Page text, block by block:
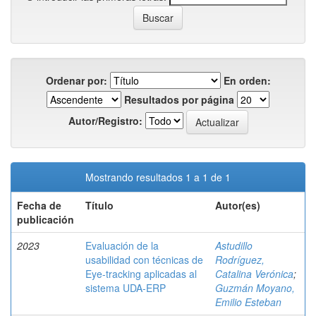
Ordenar por:
En orden:
Resultados por página
Autor/Registro:
Mostrando resultados 1 a 1 de 1
Fecha de
publicación
Título Autor(es)
2023
Evaluación de la
usabilidad con técnicas de
Eye-tracking aplicadas al
sistema UDA-ERP
Astudillo
Rodríguez,
Catalina Verónica;
Guzmán Moyano,
Emilio Esteban